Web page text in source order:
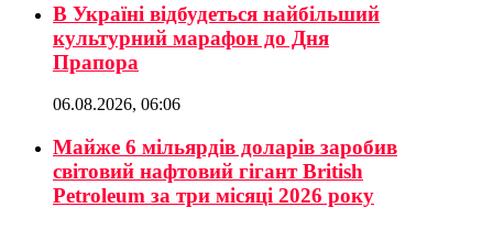
В Україні відбудеться найбільший
культурний марафон до Дня
Прапора
06.08.2026, 06:06
Майже 6 мільярдів доларів заробив
світовий нафтовий гігант British
Petroleum за три місяці 2026 року